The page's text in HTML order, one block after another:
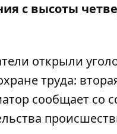
с высоты
открыли
труда:
сообщает со